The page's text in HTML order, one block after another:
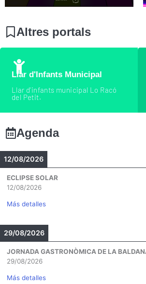
Altres portals
Llar d'Infants Municipal
Llar d'infants municipal Lo Racó
del Petit.
Agenda
12/08/2026
ECLIPSE SOLAR
12/08/2026
Más detalles
29/08/2026
JORNADA GASTRONÒMICA DE LA
29/08/2026
Más detalles